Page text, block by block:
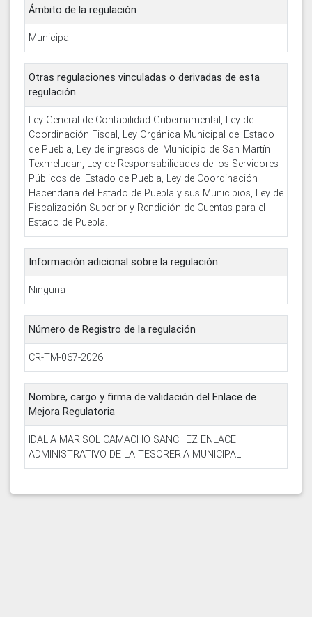
Ámbito de la regulación
Municipal
Otras regulaciones vinculadas o derivadas de esta
regulación
Ley General de Contabilidad Gubernamental, Ley de
Coordinación Fiscal, Ley Orgánica Municipal del Estado
de Puebla, Ley de ingresos del Municipio de San Martín
Texmelucan, Ley de Responsabilidades de los Servidores
Públicos del Estado de Puebla, Ley de Coordinación
Hacendaria del Estado de Puebla y sus Municipios, Ley de
Fiscalización Superior y Rendición de Cuentas para el
Estado de Puebla.
Información adicional sobre la regulación
Ninguna
Número de Registro de la regulación
CR-TM-067-2026
Nombre, cargo y firma de validación del Enlace de
Mejora Regulatoria
IDALIA MARISOL CAMACHO SANCHEZ ENLACE
ADMINISTRATIVO DE LA TESORERIA MUNICIPAL